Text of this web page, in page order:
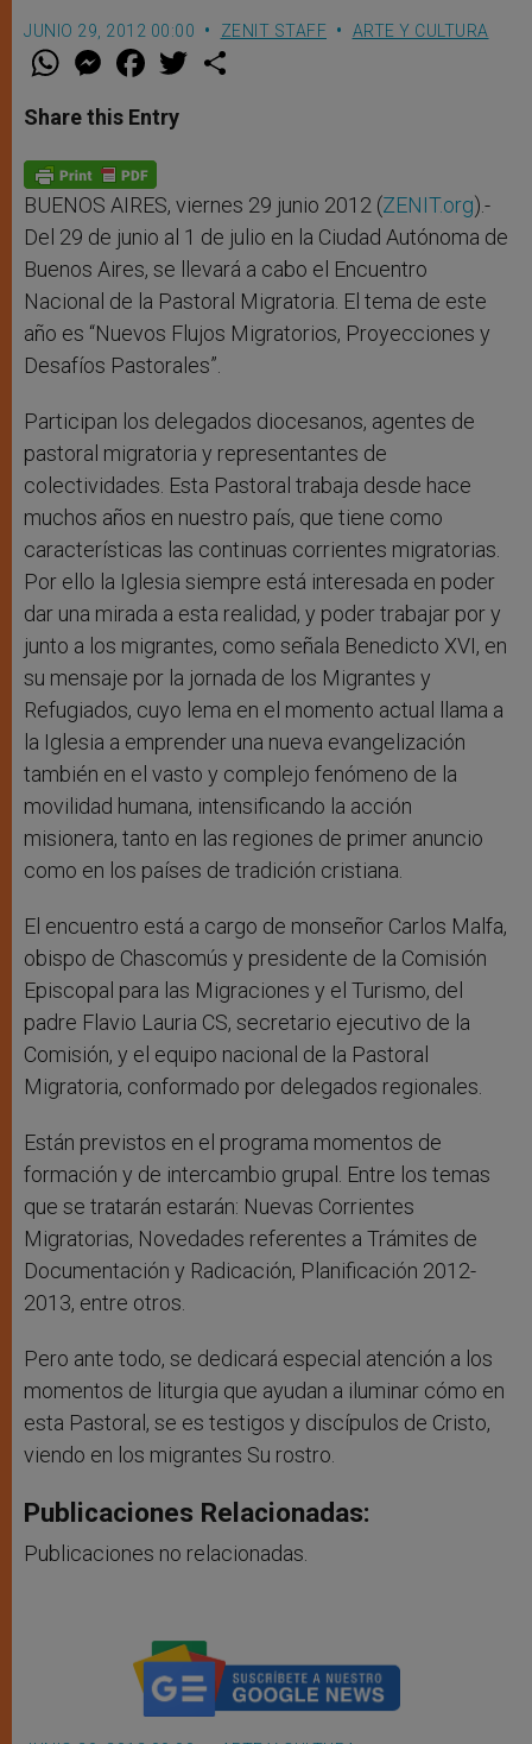
JUNIO 29, 2012 00:00 ZENIT STAFF ARTE Y CULTURA
W
t
s
p
p
M
e
s
e
g
e
r
F
a
e
b
o
k
w
Share this Entry
BUENOS AIRES, viernes 29 junio 2012 (ZENIT.org).-
Del 29 de junio al 1 de julio en la Ciudad Autónoma de
Buenos Aires, se llevará a cabo el Encuentro
Nacional de la Pastoral Migratoria. El tema de este
año es “Nuevos Flujos Migratorios, Proyecciones y
Desafíos Pastorales”.
Participan los delegados diocesanos, agentes de
pastoral migratoria y representantes de
colectividades. Esta Pastoral trabaja desde hace
muchos años en nuestro país, que tiene como
características las continuas corrientes migratorias.
Por ello la Iglesia siempre está interesada en poder
dar una mirada a esta realidad, y poder trabajar por y
junto a los migrantes, como señala Benedicto XVI, en
su mensaje por la jornada de los Migrantes y
Refugiados, cuyo lema en el momento actual llama a
la Iglesia a emprender una nueva evangelización
también en el vasto y complejo fenómeno de la
movilidad humana, intensificando la acción
misionera, tanto en las regiones de primer anuncio
como en los países de tradición cristiana.
El encuentro está a cargo de monseñor Carlos Malfa,
obispo de Chascomús y presidente de la Comisión
Episcopal para las Migraciones y el Turismo, del
padre Flavio Lauria CS, secretario ejecutivo de la
Comisión, y el equipo nacional de la Pastoral
Migratoria, conformado por delegados regionales.
Están previstos en el programa momentos de
formación y de intercambio grupal. Entre los temas
que se tratarán estarán: Nuevas Corrientes
Migratorias, Novedades referentes a Trámites de
Documentación y Radicación, Planificación 2012-
2013, entre otros.
Pero ante todo, se dedicará especial atención a los
momentos de liturgia que ayudan a iluminar cómo en
esta Pastoral, se es testigos y discípulos de Cristo,
viendo en los migrantes Su rostro.
Publicaciones Relacionadas:
Publicaciones no relacionadas.